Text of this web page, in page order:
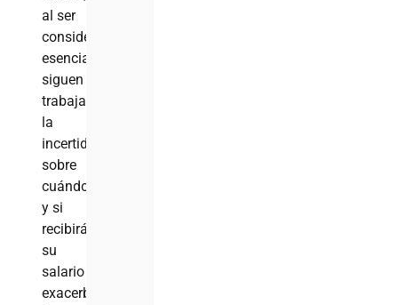
al ser
considerados
esenciales,
siguen
trabajando,
la
incertidumbre
sobre
cuándo
y si
recibirán
su
salario
exacerba